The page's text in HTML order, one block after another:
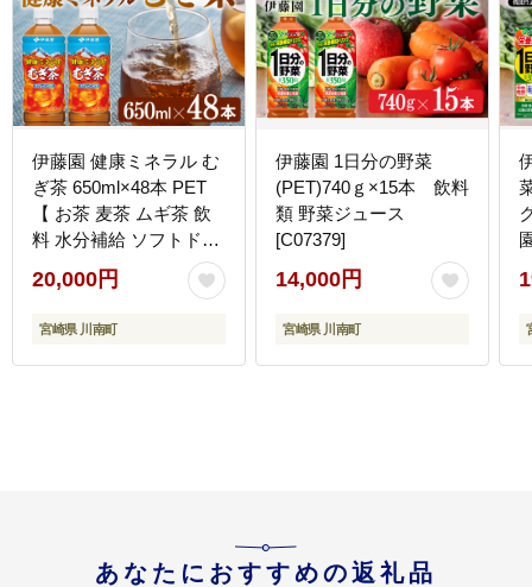
伊藤園 健康ミネラル む
ぎ茶 650ml×48本 PET
【 お茶 麦茶 ムギ茶 飲
料 水分補給 ソフトドリ
ンク ペットボトル カフ
ェインゼロ カロリーゼ
ロ 】 宮崎県 川南町
20,000円
宮崎県 川南町
伊藤園 1日分の野菜
(PET)740ｇ×15本 飲料
類 野菜ジュース
[C07379]
14,000円
宮崎県 川南町
あなたにおすすめの返礼品